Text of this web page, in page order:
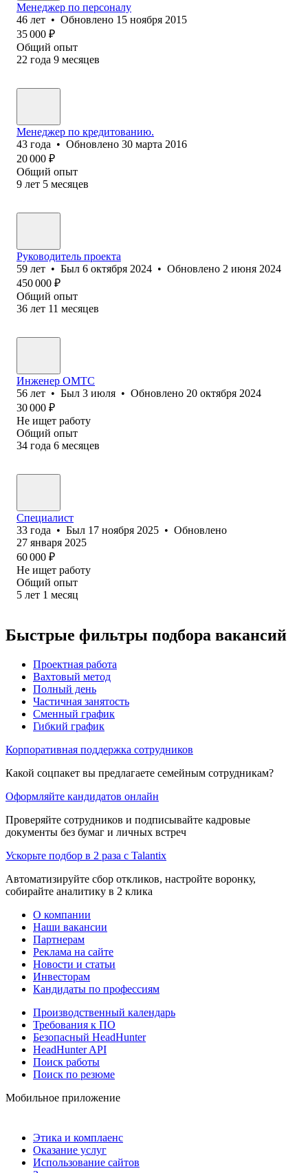
Менеджер по персоналу
46 лет • Обновлено 15 ноября 2015
35 000 ₽
Общий опыт
22 года 9 месяцев
Менеджер по кредитованию.
43 года • Обновлено 30 марта 2016
20 000 ₽
Общий опыт
9 лет 5 месяцев
Руководитель проекта
59 лет • Был 6 октября 2024 • Обновлено 2 июня 2024
450 000 ₽
Общий опыт
36 лет 11 месяцев
Инженер ОМТС
56 лет • Был 3 июля • Обновлено 20 октября 2024
30 000 ₽
Не ищет работу
Общий опыт
34 года 6 месяцев
Специалист
33 года • Был 17 ноября 2025 • Обновлено
27 января 2025
60 000 ₽
Не ищет работу
Общий опыт
5 лет 1 месяц
Быстрые фильтры подбора вакансий
Проектная работа
Вахтовый метод
Полный день
Частичная занятость
Сменный график
Гибкий график
Корпоративная поддержка сотрудников
Какой соцпакет вы предлагаете семейным сотрудникам?
Оформляйте кандидатов онлайн
Проверяйте сотрудников и подписывайте кадровые
документы без бумаг и личных встреч
Ускорьте подбор в 2 раза с Talantix
Автоматизируйте сбор откликов, настройте воронку,
собирайте аналитику в 2 клика
О компании
Наши вакансии
Партнерам
Реклама на сайте
Новости и статьи
Инвесторам
Кандидаты по профессиям
Производственный календарь
Требования к ПО
Безопасный HeadHunter
HeadHunter API
Поиск работы
Поиск по резюме
Мобильное приложение
Этика и комплаенс
Оказание услуг
Использование сайтов